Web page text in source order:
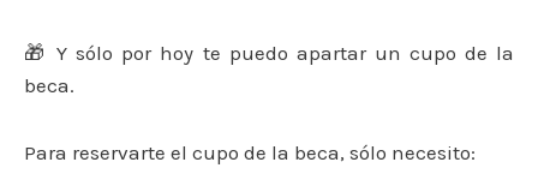
🎁 Y sólo por hoy te puedo apartar un cupo de la
beca.
Para reservarte el cupo de la beca, sólo necesito: